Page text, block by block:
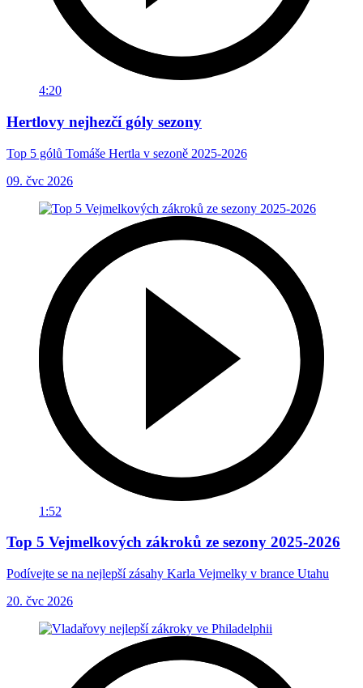
4:20
Hertlovy nejhezčí góly sezony
Top 5 gólů Tomáše Hertla v sezoně 2025-2026
09. čvc 2026
1:52
Top 5 Vejmelkových zákroků ze sezony 2025-2026
Podívejte se na nejlepší zásahy Karla Vejmelky v brance Utahu
20. čvc 2026